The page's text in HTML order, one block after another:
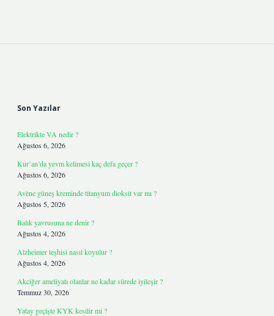
Son Yazılar
Elektrikte VA nedir ?
Ağustos 6, 2026
Kur’an’da yevm kelimesi kaç defa geçer ?
Ağustos 6, 2026
Avène güneş kreminde titanyum dioksit var mı ?
Ağustos 5, 2026
Balık yavrusuna ne denir ?
Ağustos 4, 2026
Alzheimer teşhisi nasıl koyulur ?
Ağustos 4, 2026
Akciğer ameliyatı olanlar ne kadar sürede iyileşir ?
Temmuz 30, 2026
Yatay geçişte KYK kesilir mi ?